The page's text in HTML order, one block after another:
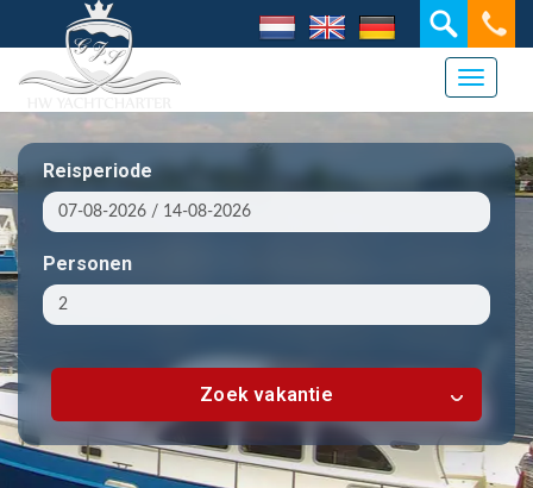
Reisperiode
Personen
Zoek vakantie
Toggle